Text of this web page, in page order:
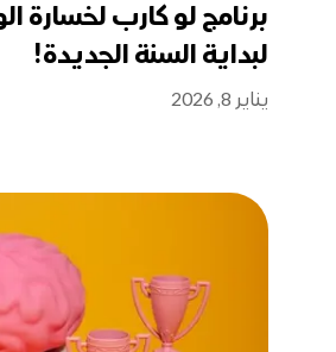
برنامج لو كارب لخسارة
لبداية السنة الجديدة!
يناير 8, 2026